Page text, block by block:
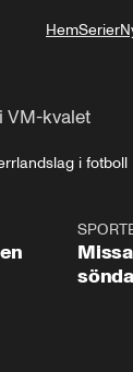
HemSerier
VM-kvalet
i fotboll
1:03